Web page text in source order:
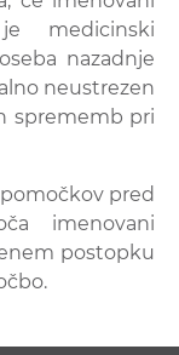
medicinski
nazadnje
neustrezen
sprememb pri
pred
imenovani
postopku